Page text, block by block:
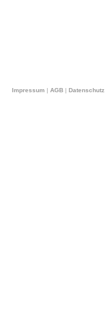
Impressum | AGB | Datenschutz